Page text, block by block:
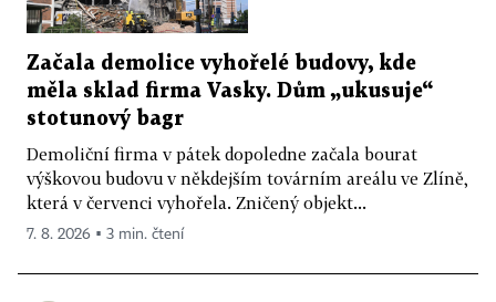
Začala demolice vyhořelé budovy, kde
měla sklad firma Vasky. Dům „ukusuje“
stotunový bagr
Demoliční firma v pátek dopoledne začala bourat
výškovou budovu v někdejším továrním areálu ve Zlíně,
která v červenci vyhořela. Zničený objekt...
7. 8. 2026 ▪ 3 min. čtení